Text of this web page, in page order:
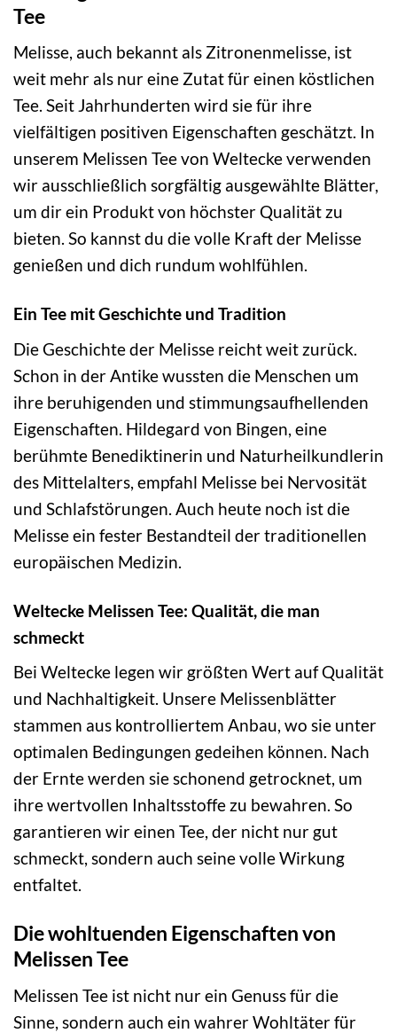
Tee
Melisse, auch bekannt als Zitronenmelisse, ist
weit mehr als nur eine Zutat für einen köstlichen
Tee. Seit Jahrhunderten wird sie für ihre
vielfältigen positiven Eigenschaften geschätzt. In
unserem Melissen Tee von Weltecke verwenden
wir ausschließlich sorgfältig ausgewählte Blätter,
um dir ein Produkt von höchster Qualität zu
bieten. So kannst du die volle Kraft der Melisse
genießen und dich rundum wohlfühlen.
Ein Tee mit Geschichte und Tradition
Die Geschichte der Melisse reicht weit zurück.
Schon in der Antike wussten die Menschen um
ihre beruhigenden und stimmungsaufhellenden
Eigenschaften. Hildegard von Bingen, eine
berühmte Benediktinerin und Naturheilkundlerin
des Mittelalters, empfahl Melisse bei Nervosität
und Schlafstörungen. Auch heute noch ist die
Melisse ein fester Bestandteil der traditionellen
europäischen Medizin.
Weltecke Melissen Tee: Qualität, die man
schmeckt
Bei Weltecke legen wir größten Wert auf Qualität
und Nachhaltigkeit. Unsere Melissenblätter
stammen aus kontrolliertem Anbau, wo sie unter
optimalen Bedingungen gedeihen können. Nach
der Ernte werden sie schonend getrocknet, um
ihre wertvollen Inhaltsstoffe zu bewahren. So
garantieren wir einen Tee, der nicht nur gut
schmeckt, sondern auch seine volle Wirkung
entfaltet.
Die wohltuenden Eigenschaften von
Melissen Tee
Melissen Tee ist nicht nur ein Genuss für die
Sinne, sondern auch ein wahrer Wohltäter für